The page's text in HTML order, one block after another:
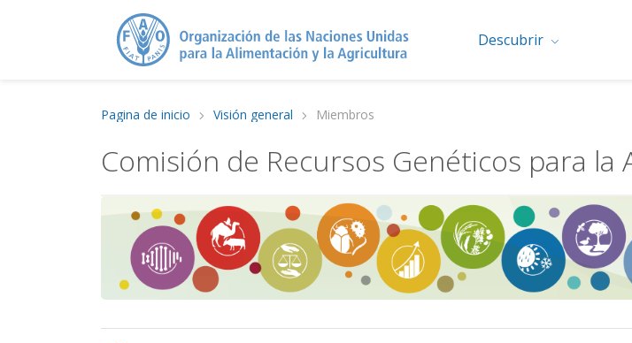
Descubrir
Pagina de inicio Visión general Miembros
Comisión de Recursos Genéticos para